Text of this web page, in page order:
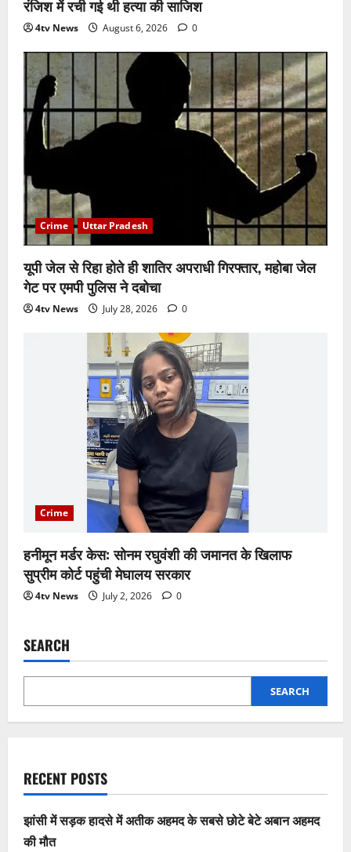
रंजिश में रची गई थी हत्या की साजिश
4tv News August 6, 2026 0
Crime Uttar Pradesh
यूपी जेल से रिहा होते ही शातिर अपराधी गिरफ्तार, महोबा जेल
गेट पर एमपी पुलिस ने दबोचा
4tv News July 28, 2026 0
Crime
हनीमून मर्डर केस: सोनम रघुवंशी की जमानत के खिलाफ
सुप्रीम कोर्ट पहुंची मेघालय सरकार
4tv News July 2, 2026 0
SEARCH
SEARCH
RECENT POSTS
झांसी में सड़क हादसे में अतीक अहमद के सबसे छोटे बेटे अबान अहमद
की मौत